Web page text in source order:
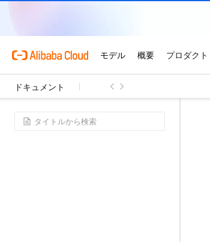
ドキュメント